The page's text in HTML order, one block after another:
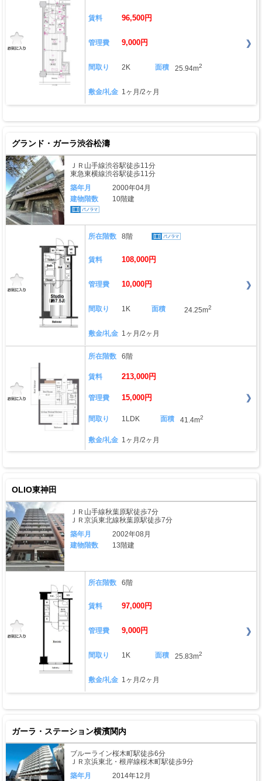
賃料 96,500円
管理費 9,000円
間取り 2K 面積 25.94m2
敷金/礼金 1ヶ月/2ヶ月
グランド・ガーラ渋谷松濤
ＪＲ山手線渋谷駅徒歩11分
東急東横線渋谷駅徒歩11分
築年月
2000年04月
建物階数
10階建
所在階数 8階
賃料 108,000円
管理費 10,000円
間取り 1K 面積 24.25m2
敷金/礼金 1ヶ月/2ヶ月
所在階数 6階
賃料 213,000円
管理費 15,000円
間取り 1LDK 面積 41.4m2
敷金/礼金 1ヶ月/2ヶ月
OLIO東神田
ＪＲ山手線秋葉原駅徒歩7分
ＪＲ京浜東北線秋葉原駅徒歩7分
築年月
2002年08月
建物階数
13階建
所在階数 6階
賃料 97,000円
管理費 9,000円
間取り 1K 面積 25.83m2
敷金/礼金 1ヶ月/2ヶ月
ガーラ・ステーション横濱関内
ブルーライン桜木町駅徒歩6分
ＪＲ京浜東北・根岸線桜木町駅徒歩9分
築年月
2014年12月